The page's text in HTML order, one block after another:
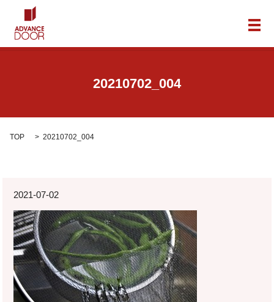
メ
20210702_004
TOP 20210702_004
2021-07-02